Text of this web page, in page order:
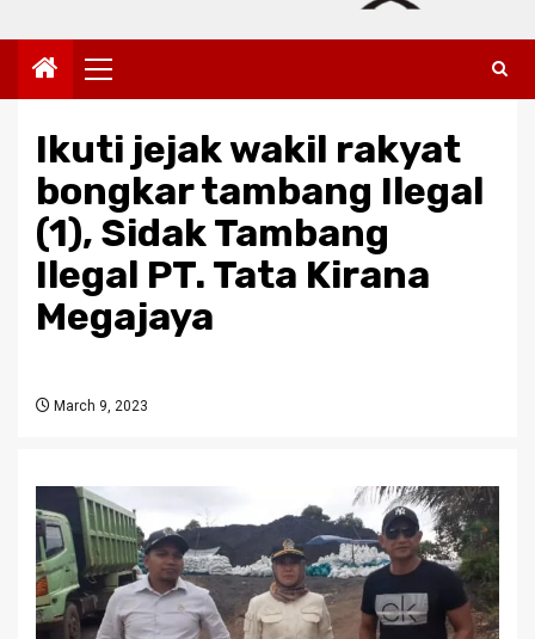
Primary
Menu
Ikuti jejak wakil rakyat
bongkar tambang Ilegal
(1), Sidak Tambang
Ilegal PT. Tata Kirana
Megajaya
March 9, 2023